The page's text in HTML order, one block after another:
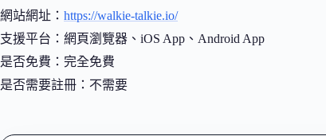
網站網址： https://walkie-talkie.io/
支援平台：網頁瀏覽器、iOS App、Android App
是否免費：完全免費
是否需要註冊：不需要